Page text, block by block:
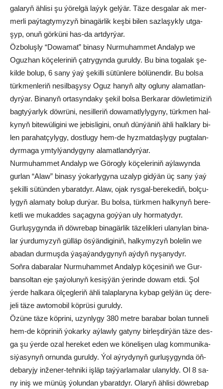
ga­la­ryň äh­li­si şu ýö­rel­gä la­ýyk gel­ýär. Tä­ze des­ga­lar ak mer­
mer­li paý­tag­ty­my­zyň bi­na­gär­lik keş­bi bi­len saz­la­şyk­ly ut­ga­
şyp, onuň gör­kü­ni has-da art­dyr­ýar.
Öz­bo­luş­ly “Do­wa­mat” bi­na­sy Nur­mu­ham­met An­da­lyp we
Oguz­han kö­çe­le­ri­niň çat­ry­gyn­da gu­rul­dy. Bu bi­na to­ga­lak şe­
kil­de bo­lup, 6 sa­ny ýaý şe­kil­li sü­tün­le­re bö­lü­nen­dir. Bu bol­sa
türk­men­le­riň ne­sil­ba­şy­sy Oguz ha­nyň al­ty og­lu­ny ala­mat­lan­
dyr­ýar. Bi­na­nyň or­ta­syn­da­ky şe­kil bol­sa Ber­ka­rar döw­le­ti­mi­ziň
bag­ty­ýar­lyk döw­rü­ni, ne­sil­le­riň do­wa­mat­ly­ly­gy­ny, türk­men hal­
ky­nyň bi­te­wü­li­gi­ni we je­bis­li­gi­ni, onuň dün­ýä­niň äh­li halk­la­ry bi­
len pa­ra­hat­çy­ly­gy, dost­lu­gy hem-de hyz­mat­daş­ly­gy pug­ta­lan­
dyr­ma­ga ym­tyl­ýan­dy­gy­ny ala­mat­lan­dyr­ýar.
Nur­mu­ham­met An­da­lyp we Gö­rog­ly kö­çe­le­ri­niň aý­la­wyn­da
gur­lan “Alaw” bi­na­sy ýo­kar­ly­gy­na uza­lyp gid­ýän üç sa­ny ýaý
şe­kil­li sü­tün­den yba­rat­dyr. Alaw, ojak rys­gal-be­re­ke­diň, bol­çu­
ly­gyň ala­ma­ty bo­lup dur­ýar. Bu bol­sa, türk­men hal­ky­nyň be­re­
ket­li we mu­kad­des sa­ça­gy­na goý­ýan uly hor­ma­ty­dyr.
Gur­lu­şy­gyn­da iň döw­re­bap bi­na­gär­lik tä­ze­lik­le­ri ula­ny­lan bi­na­
lar ýur­du­my­zyň gül­läp ös­ýän­di­gi­niň, hal­ky­my­zyň bo­le­lin we
aba­dan dur­muş­da ýa­şa­ýan­dy­gy­nyň aý­dyň ny­şa­ny­dyr.
Soň­ra da­ba­ra­lar Nur­mu­ham­met An­da­lyp kö­çe­si­niň we Gur­
ban­sol­tan eje şa­ýo­lu­nyň ke­siş­ýän ýe­rin­de do­wam et­di. Şol
ýer­de hal­ka­ra öl­çeg­le­riň äh­li ta­lap­la­ry­na ky­bap gel­ýän üç de­re­
je­li tä­ze aw­to­mo­bil köp­rü­si gu­rul­dy.
Özü­ne tä­ze köp­ri­ni, uzyn­ly­gy 380 met­re ba­ra­bar bo­lan tu­nne­li
hem-de köp­ri­niň ýo­kar­ky aý­law­ly ga­ty­ny bir­leş­dir­ýän tä­ze des­
ga şu ýer­de ozal he­re­ket eden we kö­ne­li­şen ulag kom­mu­ni­ka­
si­ýa­sy­nyň or­nun­da gu­rul­dy. Ýol aý­ry­dy­nyň gur­lu­şy­gyn­da öň­
de­ba­ry­jy in­že­ner-teh­ni­ki iş­läp taý­ýar­la­ma­lar ula­nyl­dy. Ol 8 sa­
ny iniş we mü­nüş ýo­lun­dan yba­rat­dyr. Ola­ryň äh­li­si döw­re­bap